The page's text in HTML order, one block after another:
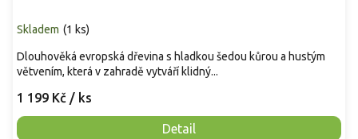
Skladem (1 ks)
1 199 Kč / ks
Detail
Dlouhověká evropská dřevina s hladkou šedou kůrou a hustým
větvením, která v zahradě vytváří klidný...